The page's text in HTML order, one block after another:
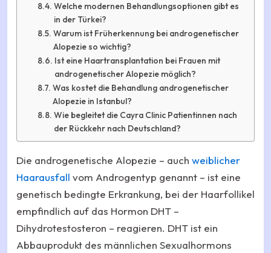
Welche modernen Behandlungsoptionen gibt es
in der Türkei?
Warum ist Früherkennung bei androgenetischer
Alopezie so wichtig?
Ist eine Haartransplantation bei Frauen mit
androgenetischer Alopezie möglich?
Was kostet die Behandlung androgenetischer
Alopezie in Istanbul?
Wie begleitet die Cayra Clinic Patientinnen nach
der Rückkehr nach Deutschland?
Die androgenetische Alopezie – auch weiblicher
Haarausfall vom Androgentyp genannt – ist eine
genetisch bedingte Erkrankung, bei der Haarfollikel
empfindlich auf das Hormon DHT –
Dihydrotestosteron – reagieren. DHT ist ein
Abbauprodukt des männlichen Sexualhormons